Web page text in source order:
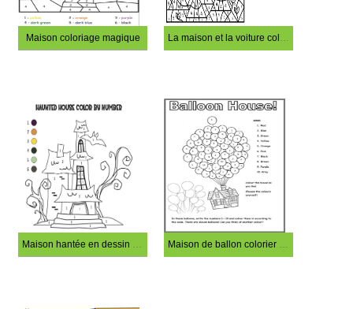
Maison coloriage magique La maison et la voiture coloriage magique
Maison hantée en dessin animé coloriage magique Maison de ballon colorier par numéro